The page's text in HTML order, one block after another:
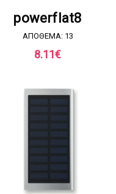
powerflat8
ΑΠΟΘΕΜΑ: 13
8.11€